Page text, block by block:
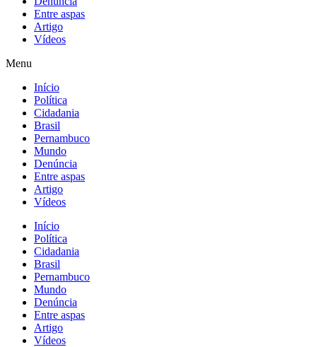
Entre aspas
Artigo
Vídeos
Menu
Início
Política
Cidadania
Brasil
Pernambuco
Mundo
Denúncia
Entre aspas
Artigo
Vídeos
Início
Política
Cidadania
Brasil
Pernambuco
Mundo
Denúncia
Entre aspas
Artigo
Vídeos